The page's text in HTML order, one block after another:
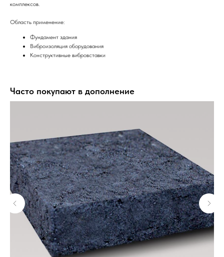
комплексов.
Область применение:
Фундамент здания
Виброизоляция оборудования
Конструктивные вибровставки
Часто покупают в дополнение